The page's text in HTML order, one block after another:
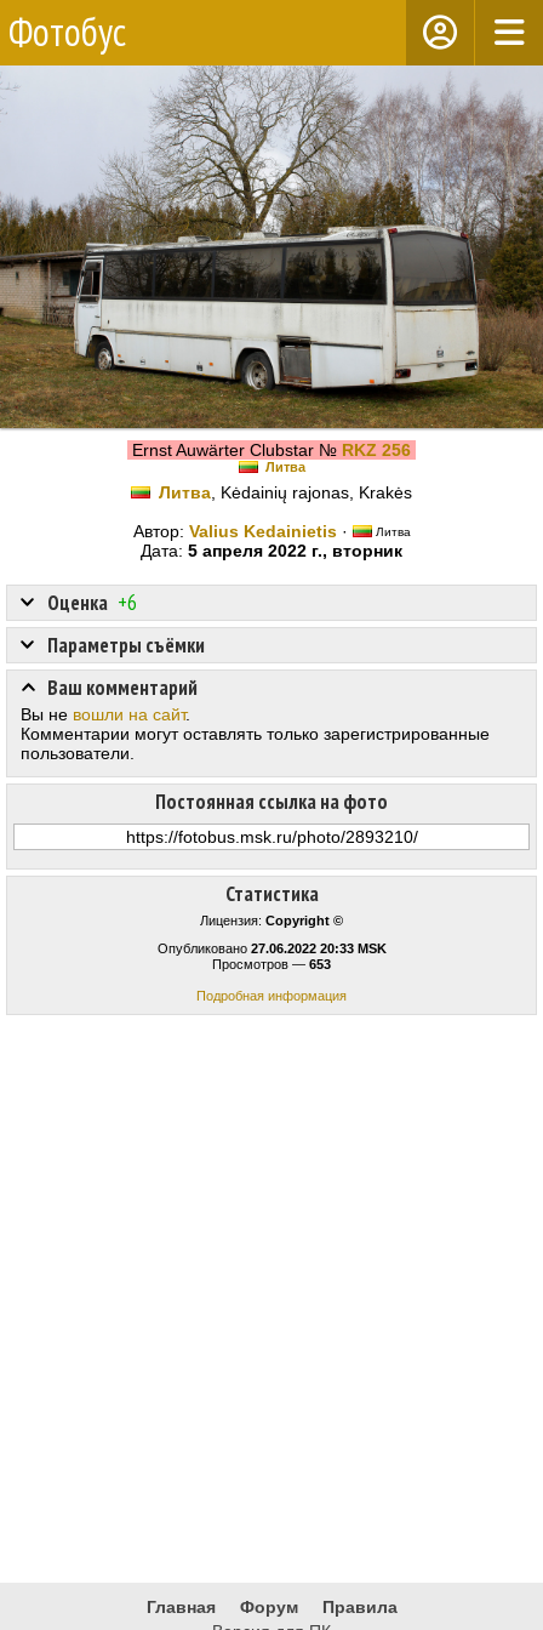
Фотобус
Ernst Auwärter Clubstar № RKZ 256
Литва
Литва , Kėdainių rajonas, Krakės
Автор: Valius Kedainietis· Литва
Дата: 5 апреля 2022 г., вторник
Статистика
Лицензия: Copyright ©
Опубликовано 27.06.2022 20:33 MSK
Просмотров — 653
Подробная информация
Оценка +6
Постоянная ссылка на фото
Параметры съёмки
Ваш комментарий
Вы не вошли на сайт.
Комментарии могут оставлять только зарегистрированные
пользователи.
Главная Форум
Правила